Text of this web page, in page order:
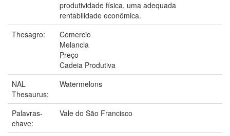
produtividade física, uma adequada
rentabilidade econômica.
Thesagro:
Comercio
Melancia
Preço
Cadeia Produtiva
NAL
Thesaurus:
Watermelons
Palavras-
chave:
Vale do São Francisco